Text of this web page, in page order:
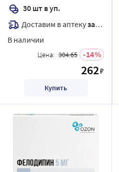
30 шт в уп.
Доставим в аптекузавтра
В наличии
Цена: 304.65 14
262₽
Купить